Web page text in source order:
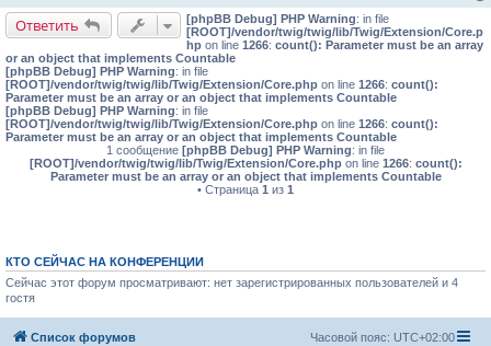
Ответить [phpBB Debug] PHP Warning: in file
[ROOT]/vendor/twig/twig/lib/Twig/Extension/Core.p
hp on line 1266: count(): Parameter must be an array
or an object that implements Countable
[phpBB Debug] PHP Warning: in file
[ROOT]/vendor/twig/twig/lib/Twig/Extension/Core.php on line 1266: count():
Parameter must be an array or an object that implements Countable
[phpBB Debug] PHP Warning: in file
[ROOT]/vendor/twig/twig/lib/Twig/Extension/Core.php on line 1266: count():
Parameter must be an array or an object that implements Countable
1 сообщение [phpBB Debug] PHP Warning: in file
[ROOT]/vendor/twig/twig/lib/Twig/Extension/Core.phpon line 1266: count():
Parameter must be an array or an object that implements Countable
• Страница 1 из 1
КТО СЕЙЧАС НА КОНФЕРЕНЦИИ
Сейчас этот форум просматривают: нет зарегистрированных пользователей и 4
гостя
Список форумов Часовой пояс: UTC+02:00